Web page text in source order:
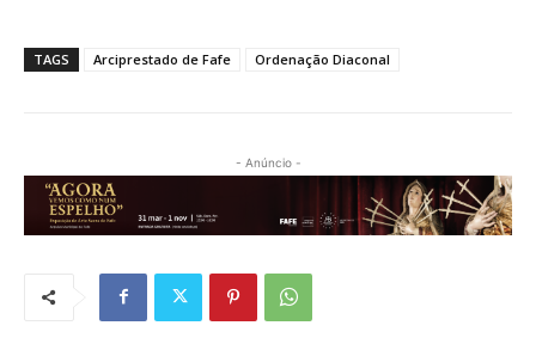
TAGS Arciprestado de Fafe Ordenação Diaconal
- Anúncio -